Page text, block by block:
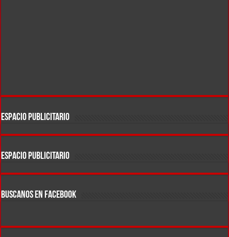
ESPACIO PUBLICITARIO
ESPACIO PUBLICITARIO
BUSCANOS EN FACEBOOK